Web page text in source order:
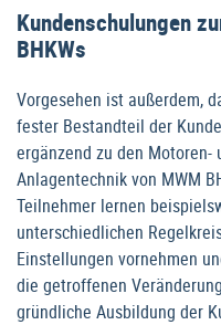
Kundenschulungen
BHKWs
Vorgesehen ist außerdem,
fester Bestandteil der
ergänzend zu den Motoren-
Anlagentechnik von MWM
Teilnehmer lernen
unterschiedlichen
Einstellungen vornehmen
die getroffenen
gründliche Ausbildung der